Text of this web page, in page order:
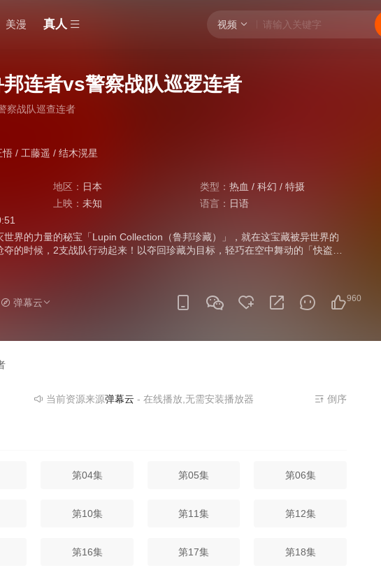
视频
美漫 真人
连者vs警察战队巡逻连者
察战队巡查连者
悟 / 工藤遥 / 结木滉星
地区： 日本 类型： 热血 / 科幻 / 特摄
上映： 未知 语言： 日语
世界的力量的秘宝「Lupin Collection（鲁邦珍藏）」，就在这宝藏被异世界的
夺的时候，2支战队行动起来！以夺回珍藏为目标，轻巧在空中舞动的「快盗战
960
弹幕云
当前资源来源弹幕云- 在线播放,无需安装播放器 倒序
第04集 第05集 第06集
第10集 第11集 第12集
第16集 第17集 第18集